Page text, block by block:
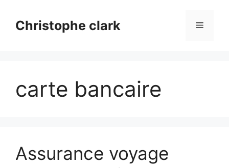
contenuChristophe clark Menu
carte bancaire
Assurance voyage